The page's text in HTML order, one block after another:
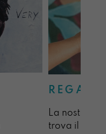
La nostra
trova il